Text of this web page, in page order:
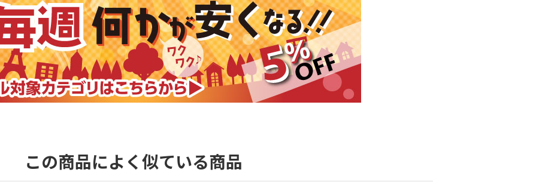
この商品によく似ている商品